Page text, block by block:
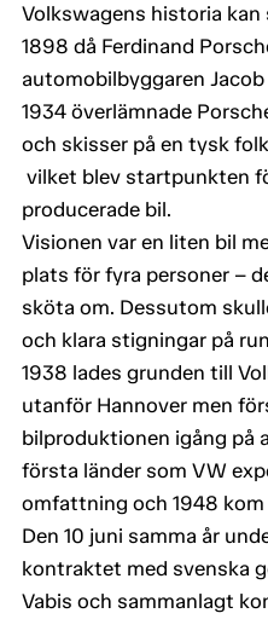
Volkswagens historia
1898 då Ferdinand
automobilbyggaren
1934 överlämnade
och skisser på en tysk
vilket blev startpunkten
producerade bil.
Visionen var en liten bil
plats för fyra personer –
sköta om. Dessutom
och klara stigningar på
1938 lades grunden till
utanför Hannover men
bilproduktionen igång på
första länder som VW
omfattning och 1948
Den 10 juni samma år
kontraktet med svenska
Vabis och sammanlagt